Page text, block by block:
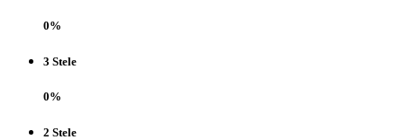
0%
3 Stele
0%
2 Stele